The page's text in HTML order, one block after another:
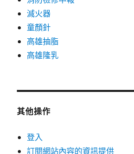
滅火器
童顏針
高雄抽脂
高雄隆乳
其他操作
登入
訂閱網站內容的資訊提供